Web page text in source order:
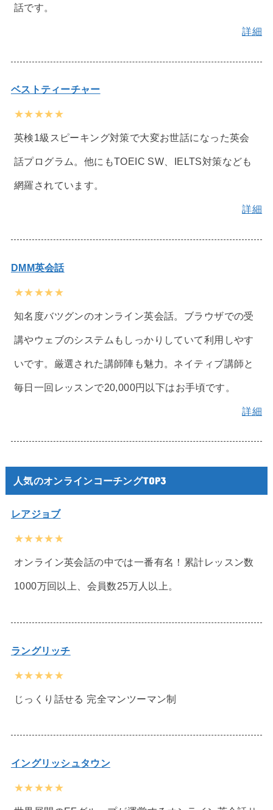
話です。
詳細
ベストティーチャー
★★★★★
英検1級スピーキング対策で大変お世話になった英会
話プログラム。他にもTOEIC SW、IELTS対策なども
網羅されています。
詳細
DMM英会話
★★★★★
知名度バツグンのオンライン英会話。ブラウザでの受
講やウェブのシステムもしっかりしていて利用しやす
いです。厳選された講師陣も魅力。ネイティブ講師と
毎日一回レッスンで20,000円以下はお手頃です。
詳細
人気のオンラインコーチングTOP3
レアジョブ
★★★★★
オンライン英会話の中では一番有名！累計レッスン数
1000万回以上、会員数25万人以上。
ラングリッチ
★★★★★
じっくり話せる 完全マンツーマン制
イングリッシュタウン
★★★★★